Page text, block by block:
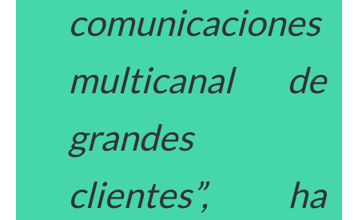
comunicaciones
multicanal de
grandes
clientes”, ha